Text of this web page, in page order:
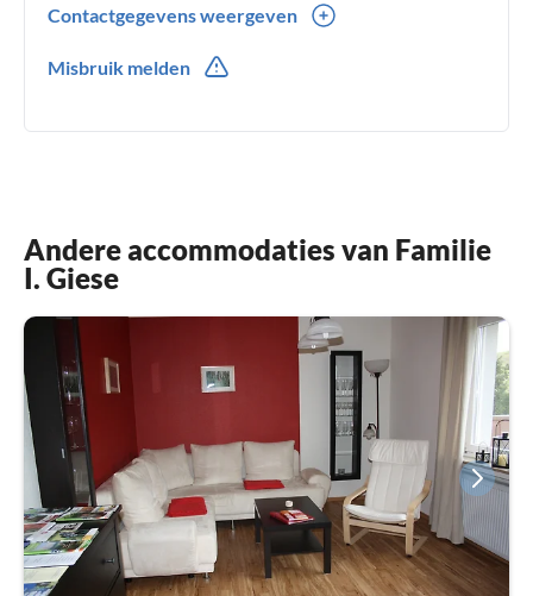
Contactgegevens weergeven
Misbruik melden
Andere accommodaties van Familie
I. Giese